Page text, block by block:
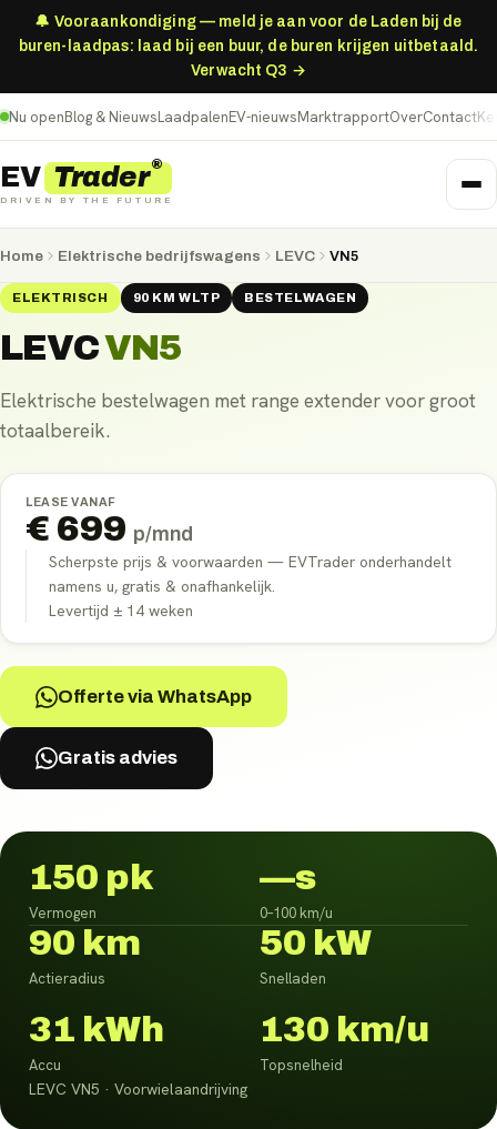
🔔 Vooraankondiging — meld je aan voor de Laden bij de
buren-laadpas: laad bij een buur, de buren krijgen uitbetaald.
Verwacht Q3 →
Nu openBlog & NieuwsLaadpalenEV-nieuwsMarktrapportOverContact
EV Trader®
DRIVEN BY THE FUTURE
Home Elektrische bedrijfswagens LEVC VN5
ELEKTRISCH 90 KM WLTP BESTELWAGEN
LEVCVN5
Elektrische bestelwagen met range extender voor groot
totaalbereik.
LEASE VANAF
€ 699 p/mnd
Scherpste prijs & voorwaarden — EVTrader onderhandelt
namens u, gratis & onafhankelijk.
Levertijd ± 14 weken
Offerte via WhatsApp
Gratis advies
150 pk
Vermogen
—s
0–100 km/u
90 km
Actieradius
50 kW
Snelladen
31 kWh
Accu
130 km/u
Topsnelheid
LEVC VN5 · Voorwielaandrijving